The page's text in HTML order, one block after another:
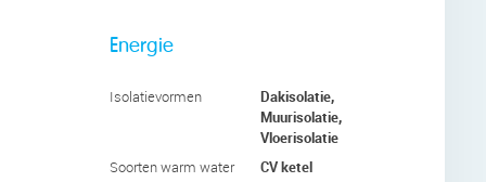
en
Energie
Isolatievormen
Dakisolatie,
Muurisolatie,
Vloerisolatie
Soorten warm water CV ketel